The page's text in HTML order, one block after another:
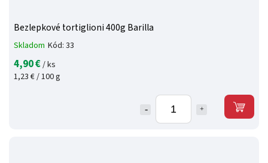
Bezlepkové tortiglioni 400g Barilla
Skladom Kód: 33
4,90 €/ ks
1,23 € / 100 g